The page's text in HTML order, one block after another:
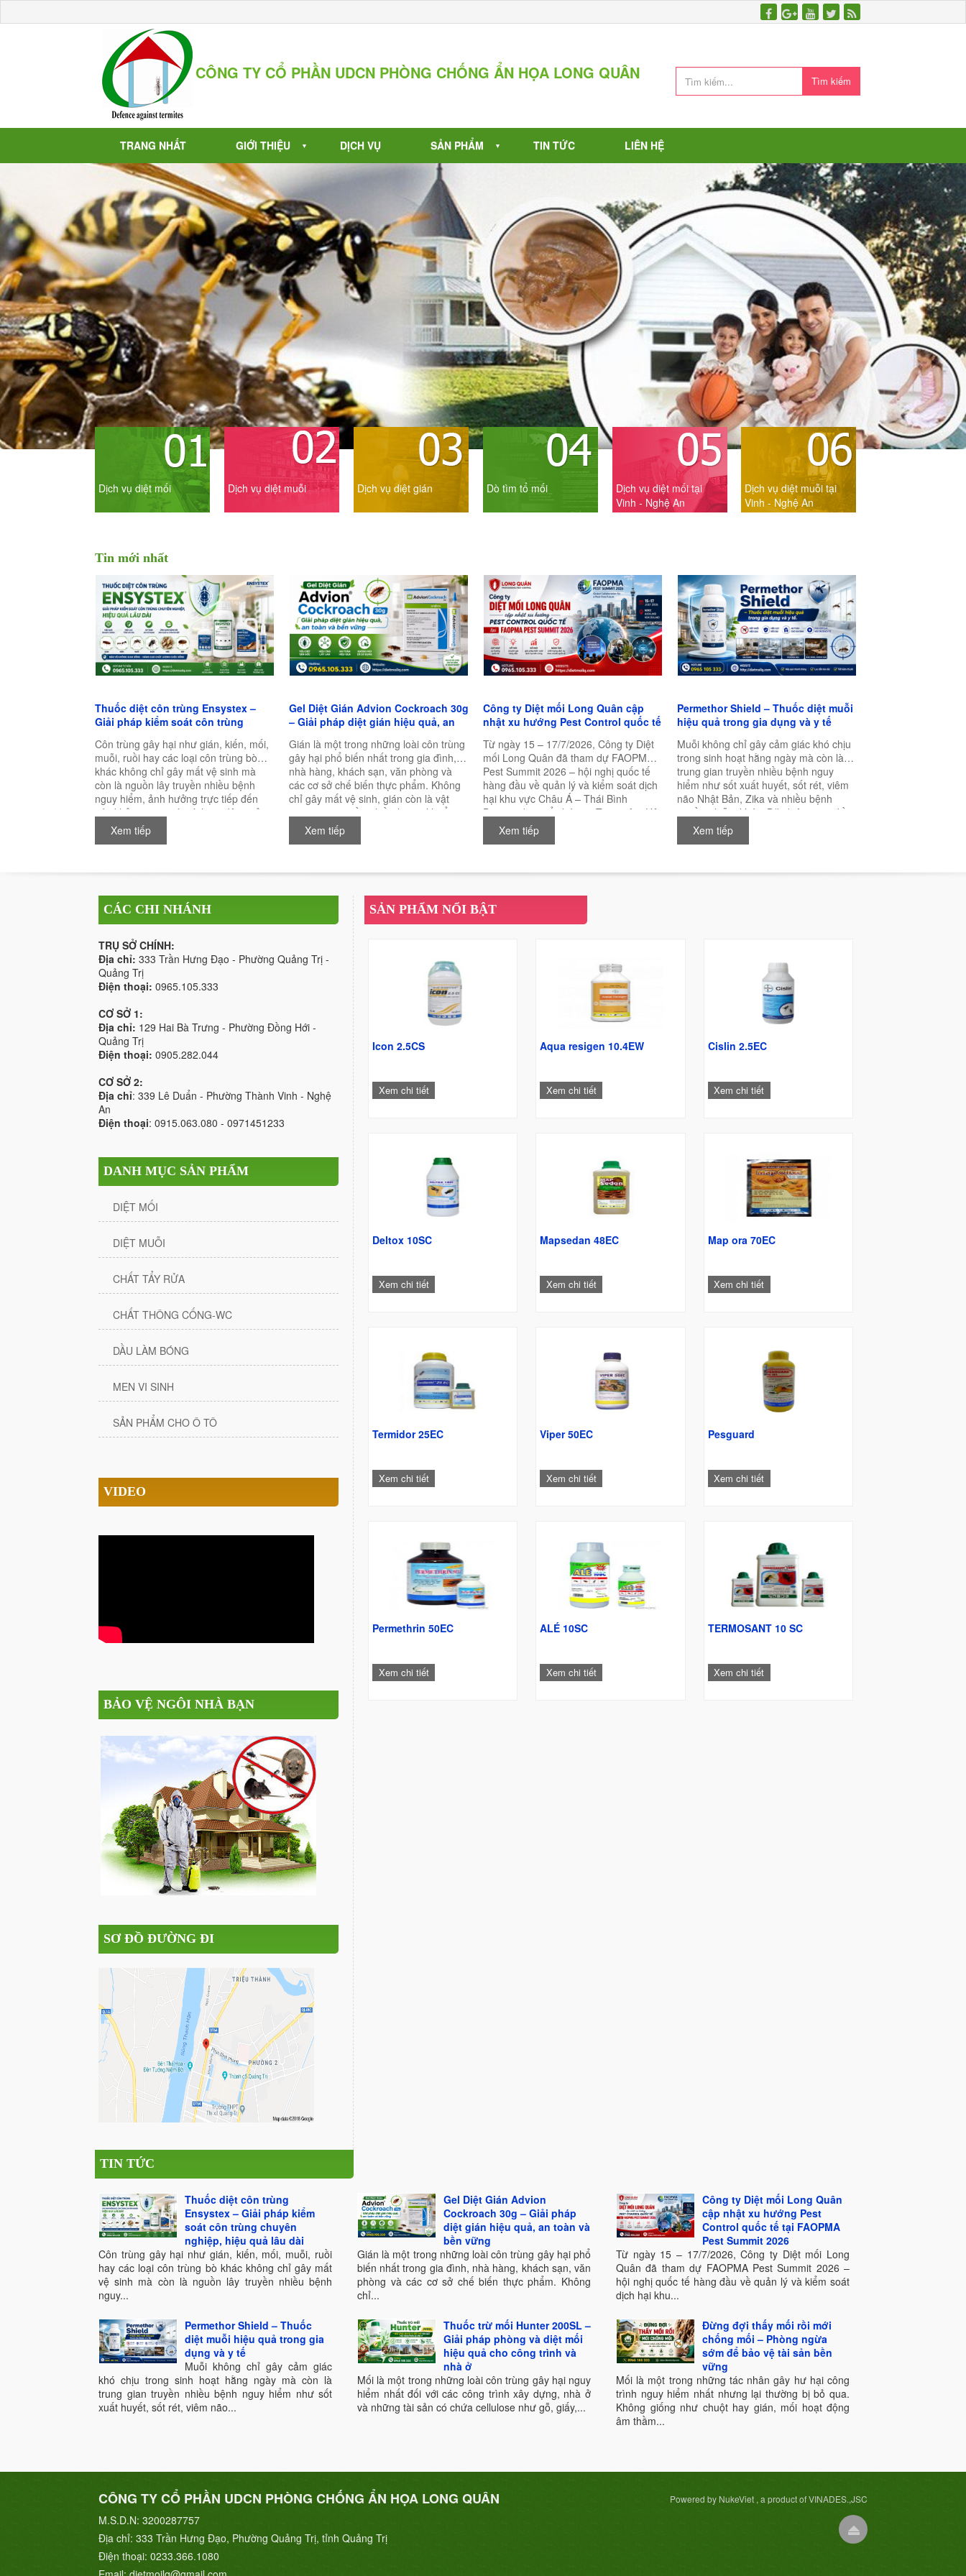
CÔNG TY CỔ PHẦN UDCN PHÒNG CHỐNG ẨN HỌA LONG QUÂN Tìm kiếm
TRANG NHẤT GIỚI THIỆU ▼ DỊCH VỤ SẢN PHẨM ▼ TIN TỨC LIÊN HỆ
Dịch vụ diệt mối Dịch vụ diệt muỗi Dịch vụ diệt gián Dò tìm tổ mối
Dịch vụ diệt mối tại
Vinh - Nghệ An
Dịch vụ diệt muỗi tại
Vinh - Nghệ An
Tin mới nhất
Thuốc diệt côn trùng Ensystex –
Giải pháp kiểm soát côn trùng
chuyên nghiệp, hiệu quả lâu dài
Côn trùng gây hại như gián, kiến, mối,
muỗi, ruồi hay các loại côn trùng bò
khác không chỉ gây mất vệ sinh mà
còn là nguồn lây truyền nhiều bệnh
nguy hiểm, ảnh hưởng trực tiếp đến
sức khỏe con người và hoạt động sản
xuất kinh doanh. Chính vì vậy, việc lựa
chọn một loại thuốc diệt côn trùng chất
Xem tiếp
Gel Diệt Gián Advion Cockroach 30g
– Giải pháp diệt gián hiệu quả, an
Gián là một trong những loài côn trùng
gây hại phổ biến nhất trong gia đình,
nhà hàng, khách sạn, văn phòng và
các cơ sở chế biến thực phẩm. Không
chỉ gây mất vệ sinh, gián còn là vật
trung gian truyền nhiều loại vi khuẩn,
nấm mốc và mầm bệnh nguy hiểm cho
con người. Chính vì vậy, việc lựa chọn
Xem tiếp
Công ty Diệt mối Long Quân cập
nhật xu hướng Pest Control quốc tế
Từ ngày 15 – 17/7/2026, Công ty Diệt
mối Long Quân đã tham dự FAOPMA
Pest Summit 2026 – hội nghị quốc tế
hàng đầu về quản lý và kiểm soát dịch
hại khu vực Châu Á – Thái Bình
Dương, được tổ chức tại Trung tâm Hội
nghị Quốc tế New Zealand (NZICC),
Auckland, New Zealand.
Xem tiếp
Permethor Shield – Thuốc diệt muỗi
hiệu quả trong gia dụng và y tế
Muỗi không chỉ gây cảm giác khó chịu
trong sinh hoạt hằng ngày mà còn là
trung gian truyền nhiều bệnh nguy
hiểm như sốt xuất huyết, sốt rét, viêm
não Nhật Bản, Zika và nhiều bệnh
truyền nhiễm khác. Đặc biệt trong điều
kiện khí hậu nóng ẩm của Việt Nam,
muỗi có thể sinh sản quanh năm, khiến
Xem tiếp
SẢN PHẨM NỔI BẬT
Icon 2.5CS
Xem chi tiết
Aqua resigen 10.4EW
Xem chi tiết
Cislin 2.5EC
Xem chi tiết
Deltox 10SC
Xem chi tiết
Mapsedan 48EC
Xem chi tiết
Map ora 70EC
Xem chi tiết
Termidor 25EC
Xem chi tiết
Viper 50EC
Xem chi tiết
Pesguard
Xem chi tiết
Permethrin 50EC
Xem chi tiết
ALÉ 10SC
Xem chi tiết
TERMOSANT 10 SC
Xem chi tiết
CÁC CHI NHÁNH
TRỤ SỞ CHÍNH:
Địa chỉ: 333 Trần Hưng Đạo - Phường Quảng Trị -
Quảng Trị
Điện thoại: 0965.105.333
CƠ SỞ 1:
Địa chỉ: 129 Hai Bà Trưng - Phường Đồng Hới -
Quảng Trị
Điện thoại: 0905.282.044
CƠ SỞ 2:
Địa chỉ: 339 Lê Duẩn - Phường Thành Vinh - Nghệ
An
Điện thoại: 0915.063.080 - 0971451233
DANH MỤC SẢN PHẨM
DIỆT MỐI
DIỆT MUỖI
CHẤT TẨY RỬA
CHẤT THÔNG CỐNG-WC
DẦU LÀM BÓNG
MEN VI SINH
SẢN PHẨM CHO Ô TÔ
VIDEO
BẢO VỆ NGÔI NHÀ BẠN
SƠ ĐỒ ĐƯỜNG ĐI
TIN TỨC
Thuốc diệt côn trùng
Ensystex – Giải pháp kiểm
soát côn trùng chuyên
nghiệp, hiệu quả lâu dài
Côn trùng gây hại như gián, kiến, mối, muỗi, ruồi
hay các loại côn trùng bò khác không chỉ gây mất
vệ sinh mà còn là nguồn lây truyền nhiều bệnh
nguy...
Gel Diệt Gián Advion
Cockroach 30g – Giải pháp
diệt gián hiệu quả, an toàn và
bền vững
Gián là một trong những loài côn trùng gây hại phổ
biến nhất trong gia đình, nhà hàng, khách sạn, văn
phòng và các cơ sở chế biến thực phẩm. Không
chỉ...
Công ty Diệt mối Long Quân
cập nhật xu hướng Pest
Control quốc tế tại FAOPMA
Pest Summit 2026
Từ ngày 15 – 17/7/2026, Công ty Diệt mối Long
Quân đã tham dự FAOPMA Pest Summit 2026 –
hội nghị quốc tế hàng đầu về quản lý và kiểm soát
dịch hại khu...
Permethor Shield – Thuốc
diệt muỗi hiệu quả trong gia
dụng và y tế
Muỗi không chỉ gây cảm giác
khó chịu trong sinh hoạt hằng ngày mà còn là
trung gian truyền nhiều bệnh nguy hiểm như sốt
xuất huyết, sốt rét, viêm não...
Thuốc trừ mối Hunter 200SL –
Giải pháp phòng và diệt mối
hiệu quả cho công trình và
nhà ở
Mối là một trong những loài côn trùng gây hại nguy
hiểm nhất đối với các công trình xây dựng, nhà ở
và những tài sản có chứa cellulose như gỗ, giấy,...
Đừng đợi thấy mối rồi mới
chống mối – Phòng ngừa
sớm để bảo vệ tài sản bền
vững
Mối là một trong những tác nhân gây hư hại công
trình nguy hiểm nhất nhưng lại thường bị bỏ qua.
Không giống như chuột hay gián, mối hoạt động
âm thầm...
CÔNG TY CỔ PHẦN UDCN PHÒNG CHỐNG ẨN HỌA LONG QUÂN
M.S.D.N: 3200287757
Địa chỉ: 333 Trần Hưng Đạo, Phường Quảng Trị, tỉnh Quảng Trị
Điện thoại: 0233.366.1080
Powered by NukeViet , a product of VINADES.,JSC